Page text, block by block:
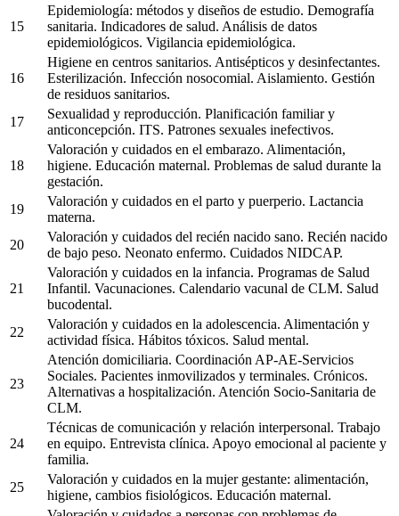
15
Epidemiología: métodos y diseños de estudio. Demografía
sanitaria. Indicadores de salud. Análisis de datos
epidemiológicos. Vigilancia epidemiológica.
16
Higiene en centros sanitarios. Antisépticos y desinfectantes.
Esterilización. Infección nosocomial. Aislamiento. Gestión
de residuos sanitarios.
17
Sexualidad y reproducción. Planificación familiar y
anticoncepción. ITS. Patrones sexuales inefectivos.
18
Valoración y cuidados en el embarazo. Alimentación,
higiene. Educación maternal. Problemas de salud durante la
gestación.
19
Valoración y cuidados en el parto y puerperio. Lactancia
materna.
20
Valoración y cuidados del recién nacido sano. Recién nacido
de bajo peso. Neonato enfermo. Cuidados NIDCAP.
21
Valoración y cuidados en la infancia. Programas de Salud
Infantil. Vacunaciones. Calendario vacunal de CLM. Salud
bucodental.
22
Valoración y cuidados en la adolescencia. Alimentación y
actividad física. Hábitos tóxicos. Salud mental.
23
Atención domiciliaria. Coordinación AP-AE-Servicios
Sociales. Pacientes inmovilizados y terminales. Crónicos.
Alternativas a hospitalización. Atención Socio-Sanitaria de
CLM.
24
Técnicas de comunicación y relación interpersonal. Trabajo
en equipo. Entrevista clínica. Apoyo emocional al paciente y
familia.
25
Valoración y cuidados en la mujer gestante: alimentación,
higiene, cambios fisiológicos. Educación maternal.